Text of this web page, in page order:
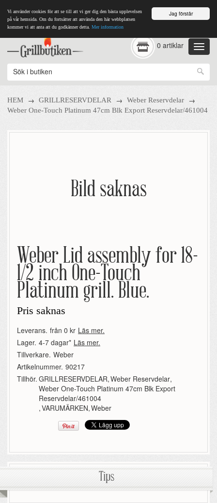
Jag förstår
Vi använder cookies för att se till att vi ger dig den bästa upplevelsen
på vår hemsida. Om du fortsätter att använda den här webbplatsen
kommer vi att anta att du godkänner detta. Mer information
0 artiklar
HEM → GRILLRESERVDELAR → Weber Reservdelar →
Weber One-Touch Platinum 47cm Blk Export Reservdelar/461004
Bild saknas
Weber Lid assembly for 18-
1/2 inch One-Touch
Platinum grill. Blue.
Pris saknas
Leverans. från 0 kr Läs mer.
Lager. 4-7 dagar* Läs mer.
Tillverkare. Weber
Artikelnummer. 90217
Tillhör. GRILLRESERVDELAR,Weber Reservdelar,
Weber One-Touch Platinum 47cm Blk Export
Reservdelar/461004
,VARUMÄRKEN,Weber
Tips